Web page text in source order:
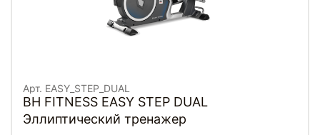
Арт. EASY_STEP_DUAL
BH FITNESS EASY STEP DUAL
Эллиптический тренажер